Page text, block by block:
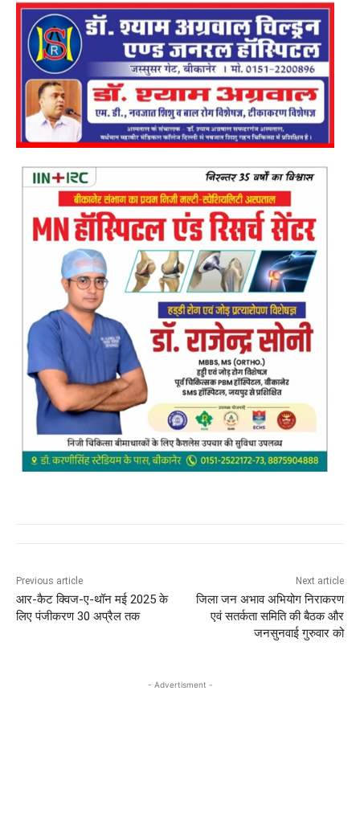
Previous article
आर-कैट क्विज-ए-थॉन मई 2025 के
लिए पंजीकरण 30 अप्रैल तक
Next article
जिला जन अभाव अभियोग निराकरण
एवं सतर्कता समिति की बैठक और
जनसुनवाई गुरुवार को
- Advertisment -